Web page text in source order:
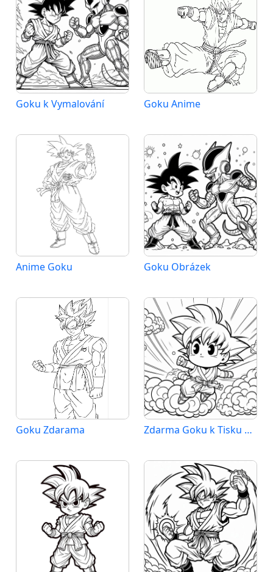
Goku k Vymalování Goku Anime
Anime Goku Goku Obrázek
Goku Zdarama Zdarma Goku k Tisku pro Děti